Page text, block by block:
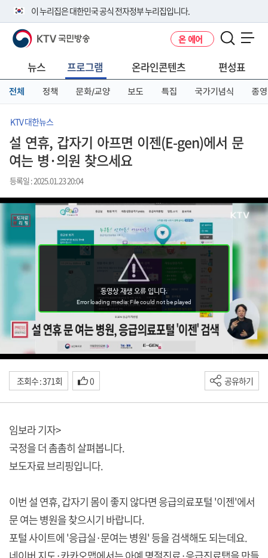
이 누리집은 대한민국 공식 전자정부 누리집입니다.
공식 누리집 주소 확인하기
니다.
이밖에 or.kr 또는 .kr등 다른 도메인 주소를 사용하고 있다면 아래 URL에
서 도메인 주소를 확인해 보세요
KTV 국민방송 온 에어
뉴스 프로그램 온라인콘텐츠 편성표
전체 정책 문화/교양 보도 특집 국가기념식 종영
KTV 대한뉴스
설 연휴, 갑자기 아프면 이젠(E-gen)에서 문
여는 병·의원 찾으세요
등록일 : 2025.01.23 20:04
조회수 : 371회 0 공유하기
임보라 기자>
국정을 더 촘촘히 살펴봅니다.
보도자료 브리핑입니다.
이번 설 연휴, 갑자기 몸이 좋지 않다면 응급의료포털 '이젠'에서
문 여는 병원을 찾으시기 바랍니다.
포털 사이트에 '응급실·문여는 병원' 등을 검색해도 되는데요.